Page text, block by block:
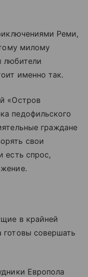
Реми,
милому
любители
именно так.
«Остров
педофильского
граждане
свои
есть спрос,
в крайней
готовы совершать
Европола